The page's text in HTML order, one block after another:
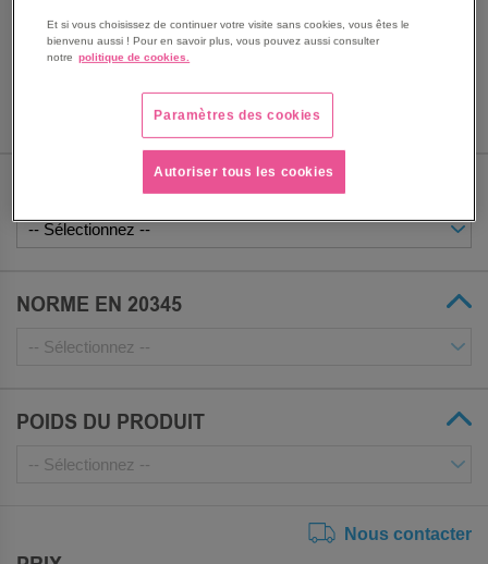
NORME EN 20345
POIDS DU PRODUIT
Nous contacter
Et si vous choisissez de continuer votre visite sans cookies, vous êtes le
bienvenu aussi ! Pour en savoir plus, vous pouvez aussi consulter
notre politique de cookies.
Paramètres des cookies
Autoriser tous les cookies